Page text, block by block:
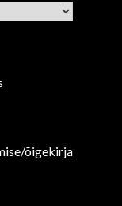
õigekirja